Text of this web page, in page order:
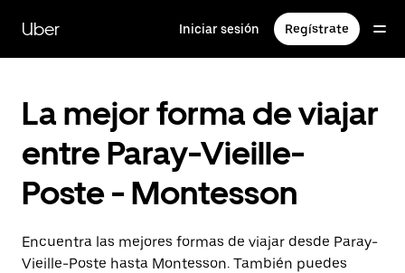
contenido
principal
Uber Iniciar sesión Regístrate
La mejor forma de viajar
entre Paray-Vieille-
Poste - Montesson
Encuentra las mejores formas de viajar desde Paray-
Vieille-Poste hasta Montesson. También puedes